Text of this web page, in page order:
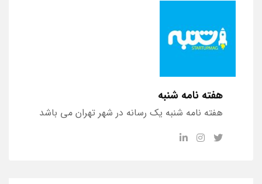
هفته نامه شنبه
هفته نامه شنبه یک رسانه در شهر تهران می باشد